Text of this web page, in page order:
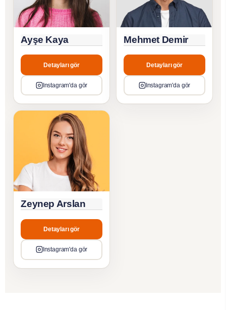
Ayşe Kaya
Detayları gör
Instagram'da gör
Mehmet Demir
Detayları gör
Instagram'da gör
Zeynep Arslan
Detayları gör
Instagram'da gör